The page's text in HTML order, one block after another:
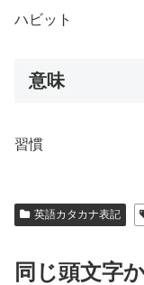
ハビット
意味
習慣
英語カタカナ表記
同じ頭文字